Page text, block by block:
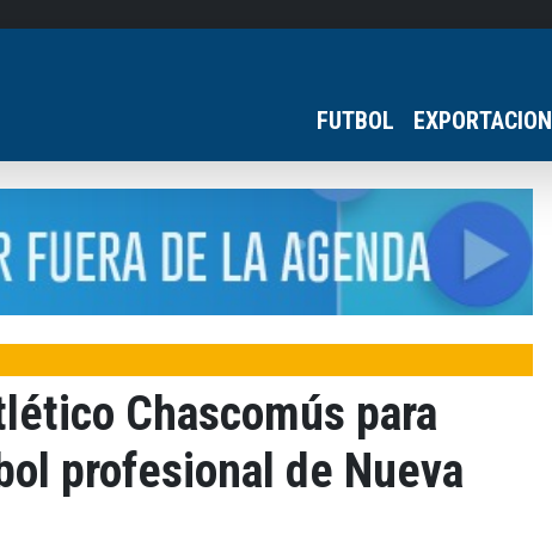
FUTBOL EXPORTACION
Chascomús para
profesional de Nueva